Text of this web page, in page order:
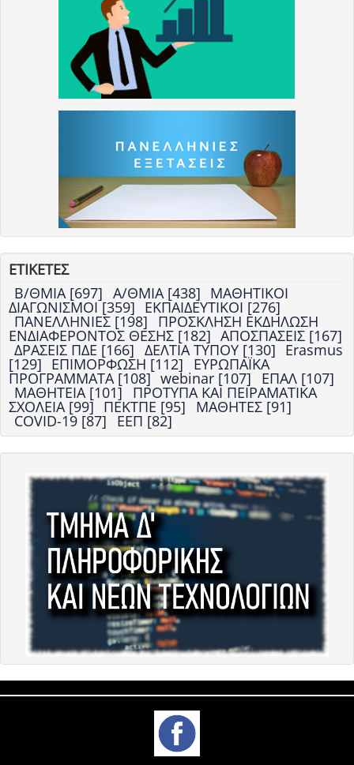
ΕΤΙΚΕΤΕΣ
Β/ΘΜΙΑ [697] Α/ΘΜΙΑ [438] ΜΑΘΗΤΙΚΟΙ
ΔΙΑΓΩΝΙΣΜΟΙ [359] ΕΚΠΑΙΔΕΥΤΙΚΟΙ [276]
ΠΑΝΕΛΛΗΝΙΕΣ [198] ΠΡΟΣΚΛΗΣΗ ΕΚΔΗΛΩΣΗ
ΕΝΔΙΑΦΕΡΟΝΤΟΣ ΘΕΣΗΣ [182] ΑΠΟΣΠΑΣΕΙΣ [167]
ΔΡΑΣΕΙΣ ΠΔΕ [166] ΔΕΛΤΙΑ ΤΥΠΟΥ [130] Erasmus
[129] ΕΠΙΜΟΡΦΩΣΗ [112] ΕΥΡΩΠΑΪΚΑ
ΠΡΟΓΡΑΜΜΑΤΑ [108] webinar [107] ΕΠΑΛ [107]
ΜΑΘΗΤΕΙΑ [101] ΠΡΟΤΥΠΑ ΚΑΙ ΠΕΙΡΑΜΑΤΙΚΑ
ΣΧΟΛΕΙΑ [99] ΠΕΚΤΠΕ [95] ΜΑΘΗΤΕΣ [91]
COVID-19 [87] ΕΕΠ [82]